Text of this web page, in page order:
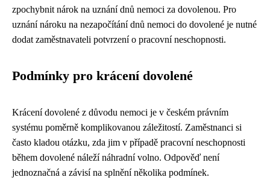
zpochybnit nárok na uznání dnů nemoci za dovolenou. Pro
uznání nároku na nezapočítání dnů nemoci do dovolené je nutné
dodat zaměstnavateli potvrzení o pracovní neschopnosti.
Podmínky pro krácení dovolené
Krácení dovolené z důvodu nemoci je v českém právním
systému poměrně komplikovanou záležitostí. Zaměstnanci si
často kladou otázku, zda jim v případě pracovní neschopnosti
během dovolené náleží náhradní volno. Odpověď není
jednoznačná a závisí na splnění několika podmínek.